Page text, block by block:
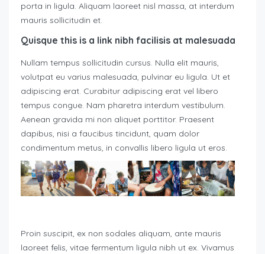
porta in ligula. Aliquam laoreet nisl massa, at interdum
mauris sollicitudin et.
Quisque this is a link nibh facilisis at malesuada
Nullam tempus sollicitudin cursus. Nulla elit mauris,
volutpat eu varius malesuada, pulvinar eu ligula. Ut et
adipiscing erat. Curabitur adipiscing erat vel libero
tempus congue. Nam pharetra interdum vestibulum.
Aenean gravida mi non aliquet porttitor. Praesent
dapibus, nisi a faucibus tincidunt, quam dolor
condimentum metus, in convallis libero ligula ut eros.
Proin suscipit, ex non sodales aliquam, ante mauris
laoreet felis, vitae fermentum ligula nibh ut ex. Vivamus